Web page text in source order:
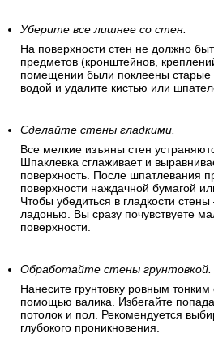
Уберите все лишнее со стен.
На поверхности стен не должно
предметов (кронштейнов,
помещении были поклеены старые
водой и удалите кистью или
Сделайте стены гладкими.
Все мелкие изъяны стен
Шпаклевка сглаживает и
поверхность. После шпатлевания
поверхности наждачной бумагой
Чтобы убедиться в гладкости
ладонью. Вы сразу почувствуете
поверхности.
Обработайте стены грунтовкой.
Нанесите грунтовку ровным
помощью валика. Избегайте
потолок и пол. Рекомендуется
глубокого проникновения.